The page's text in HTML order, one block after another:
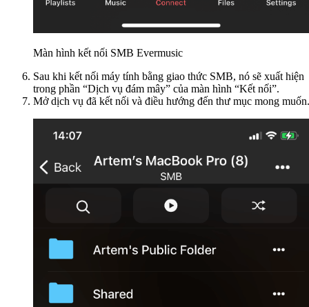
Màn hình kết nối SMB Evermusic
Sau khi kết nối máy tính bằng giao thức SMB, nó sẽ xuất hiện
trong phần “Dịch vụ đám mây” của màn hình “Kết nối”.
Mở dịch vụ đã kết nối và điều hướng đến thư mục mong muốn.